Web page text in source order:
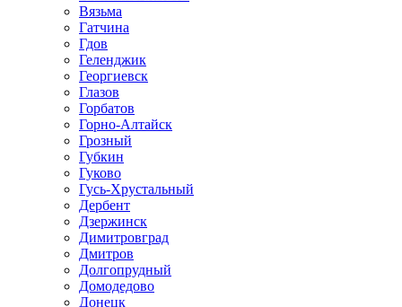
Вязьма
Гатчина
Гдов
Геленджик
Георгиевск
Глазов
Горбатов
Горно-Алтайск
Грозный
Губкин
Гуково
Гусь-Хрустальный
Дербент
Дзержинск
Димитровград
Дмитров
Долгопрудный
Домодедово
Донецк